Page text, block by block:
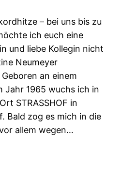
– bei uns bis zu
ich euch eine
und liebe Kollegin nicht
Neumeyer
an einem
Jahr 1965 wuchs ich in
STRASSHOF in
Bald zog es mich in die
allem wegen…